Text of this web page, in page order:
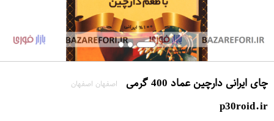
چای ایرانی دارچین عماد 400 گرمی اصفهان اصفهان
p30roid.ir